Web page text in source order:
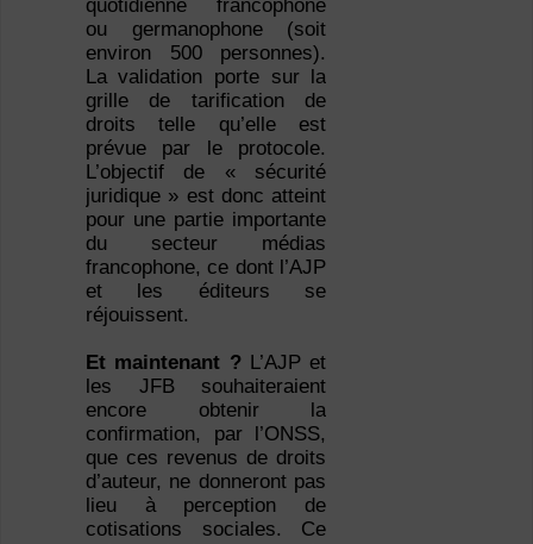
quotidienne francophone
ou germanophone (soit
environ 500 personnes).
La validation porte sur la
grille de tarification de
droits telle qu’elle est
prévue par le protocole.
L’objectif de « sécurité
juridique » est donc atteint
pour une partie importante
du secteur médias
francophone, ce dont l’AJP
et les éditeurs se
réjouissent.
Et maintenant ?L’AJP et
les JFB souhaiteraient
encore obtenir la
confirmation, par l’ONSS,
que ces revenus de droits
d’auteur, ne donneront pas
lieu à perception de
cotisations sociales. Ce